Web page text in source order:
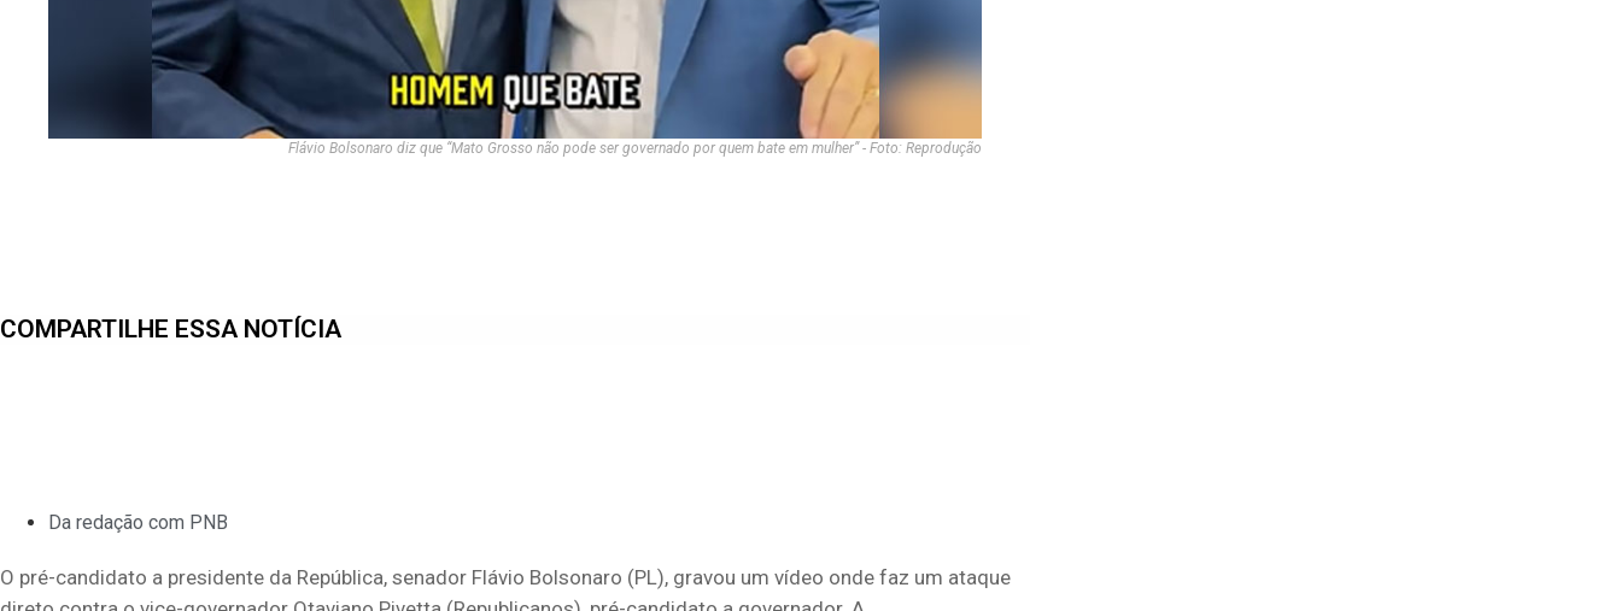
Flávio Bolsonaro diz que “Mato Grosso não pode ser governado por quem bate em mulher” - Foto: Reprodução
COMPARTILHE ESSA NOTÍCIA
Da redação com PNB
O pré-candidato a presidente da República, senador Flávio Bolsonaro (PL), gravou um vídeo onde faz um ataque